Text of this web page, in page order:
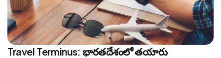
Travel Terminus: భారతదేశంలో తయారు